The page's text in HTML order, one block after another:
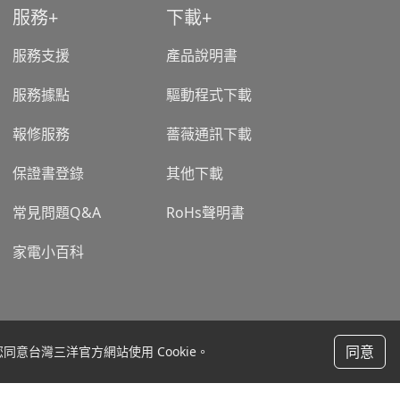
意台灣三洋官方網站使用 Cookie。 同意
服務
服務支援
服務據點
報修服務
保證書登錄
常見問題Q&A
家電小百科
下載
產品說明書
驅動程式下載
薔薇通訊下載
其他下載
RoHs聲明書
聯絡我們